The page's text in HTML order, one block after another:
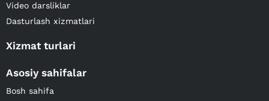
Video darsliklar
Dasturlash xizmatlari
Xizmat turlari
Asosiy sahifalar
Bosh sahifa